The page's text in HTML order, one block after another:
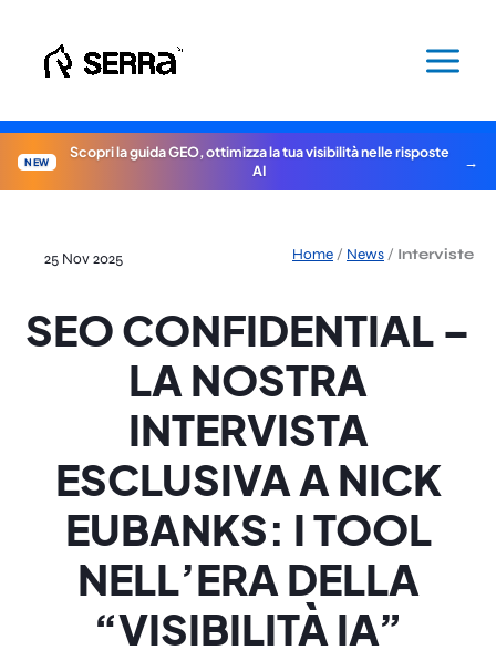
contenuto
NEW
Scopri la guida GEO, ottimizza la tua visibilità nelle risposte
AI
Home / News / Interviste
25 Nov 2025
SEO CONFIDENTIAL –
LA NOSTRA
INTERVISTA
ESCLUSIVA A NICK
EUBANKS: I TOOL
NELL’ERA DELLA
“VISIBILITÀ IA”